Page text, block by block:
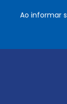
*
Ao informar